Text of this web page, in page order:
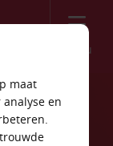
Menu
maat
en